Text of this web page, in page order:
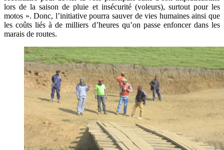
lors de la saison de pluie et insécurité (voleurs), surtout pour les
motos ». Donc, l’initiative pourra sauver de vies humaines ainsi que
les coûts liés à de milliers d’heures qu’on passe enfoncer dans les
marais de routes.